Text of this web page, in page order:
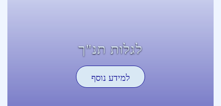
לגלות תנ"ך
למידע נוסף